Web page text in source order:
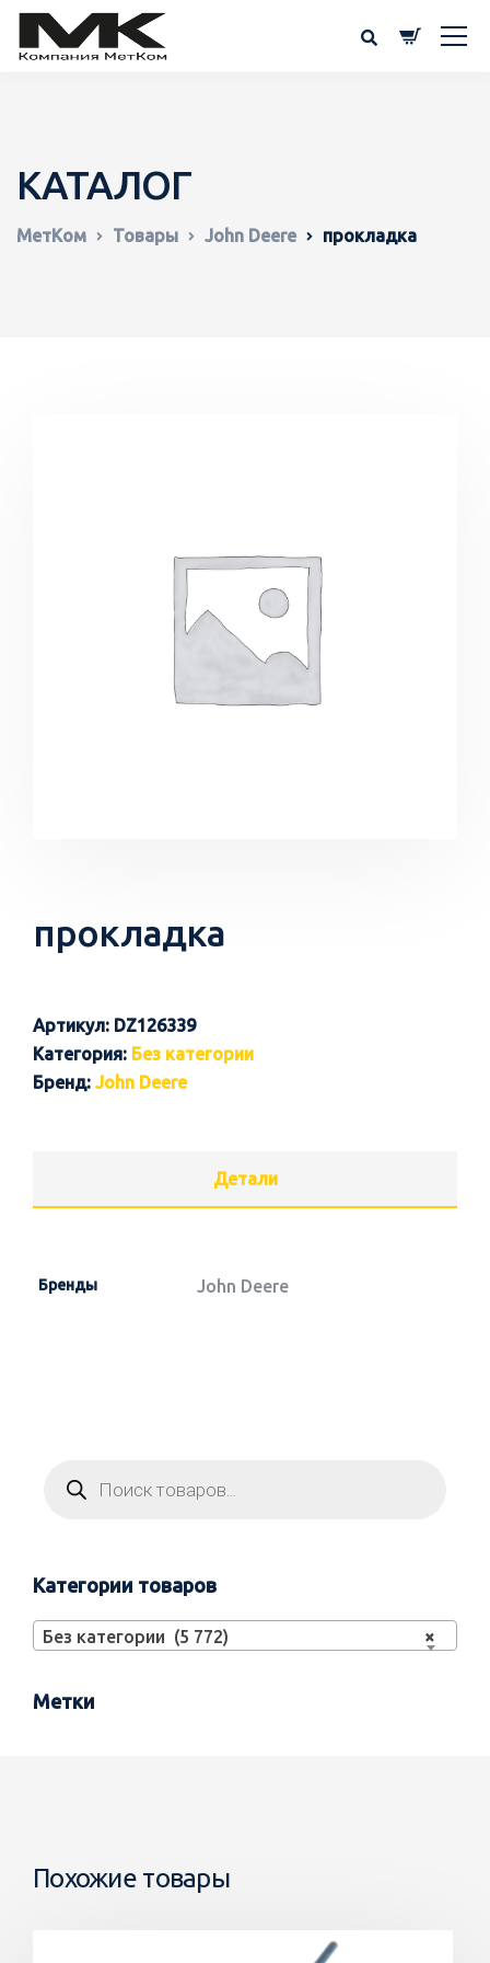
КАТАЛОГ
МетКом Товары John Deere прокладка
прокладка
Артикул: DZ126339
Категория: Без категории
Бренд: John Deere
Детали
Бренды John Deere
Категории товаров
×
Без категории (5 772)
Метки
Похожие товары